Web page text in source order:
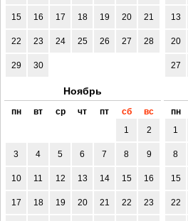
15 16 17 18 19 20 21
22 23 24 25 26 27 28
29 30
13
20
27
Ноябрь
пн вт ср чт пт сб
вс
1
2
3 4 5 6 7 8 9
10 11 12 13 14 15 16
17 18 19 20 21 22 23
пн
1
8
15
22